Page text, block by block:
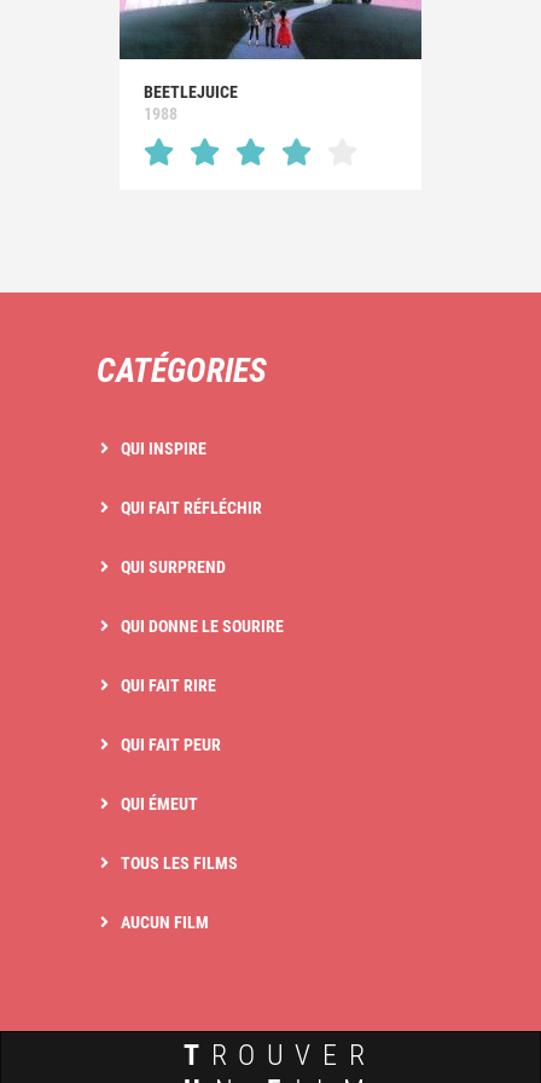
BEETLEJUICE
1988
CATÉGORIES
QUI INSPIRE
QUI FAIT RÉFLÉCHIR
QUI SURPREND
QUI DONNE LE SOURIRE
QUI FAIT RIRE
QUI FAIT PEUR
QUI ÉMEUT
TOUS LES FILMS
AUCUN FILM
T ROUVER